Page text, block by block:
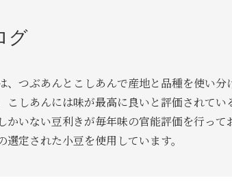
グ
、つぶあんとこしあんで産地と品種を使い分
こしあんには味が最高に良いと評価されてい
かいない豆利きが毎年味の官能評価を行って
選定された小豆を使用しています。